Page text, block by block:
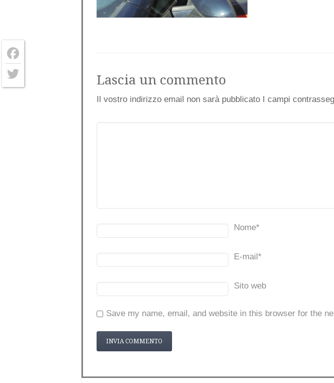
Lascia un commento
Il vostro indirizzo email non sarà pubblicato I campi
Nome*
E-mail *
Sito web
Save my name, email, and website in this browser for the
Facebook
Twitter